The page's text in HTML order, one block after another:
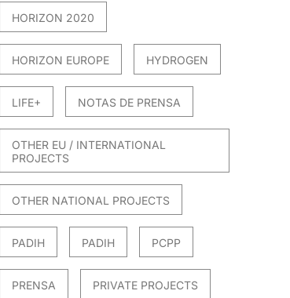
HORIZON 2020
HORIZON EUROPE HYDROGEN
LIFE+ NOTAS DE PRENSA
OTHER EU / INTERNATIONAL
PROJECTS
OTHER NATIONAL PROJECTS
PADIH PADIH PCPP
PRENSA PRIVATE PROJECTS